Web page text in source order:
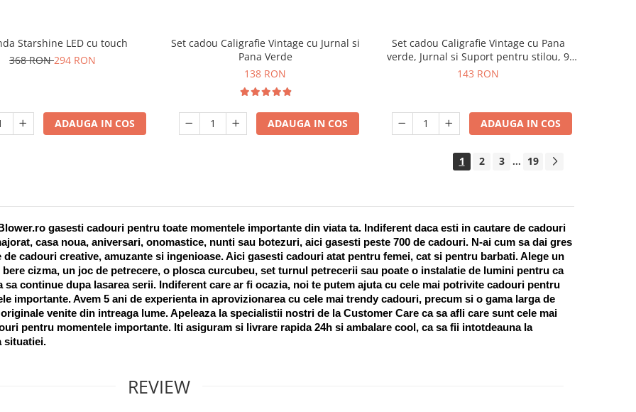
Starshine LED cu touch
368 RON294 RON
ADAUGA IN COS
Set cadou Caligrafie Vintage cu Jurnal si
Pana Verde
138 RON
ADAUGA IN COS
Set cadou Caligrafie Vintage cu Pana
verde, Jurnal si Suport pentru stilou, 9
piese
143 RON
ADAUGA IN COS
1 2 3 ... 19
gasesti cadouri pentru toate momentele importante din viata ta. Indiferent daca esti in cautare de cadouri
casa noua, aniversari, onomastice, nunti sau botezuri, aici gasesti peste 700 de cadouri. N-ai cum sa dai gres
de cadouri creative, amuzante si ingenioase. Aici gasesti cadouri atat pentru femei, cat si pentru barbati. Alege un
bere cizma, un joc de petrecere, o plosca curcubeu, set turnul petrecerii sau poate o instalatie de lumini pentru ca
sa continue dupa lasarea serii. Indiferent care ar fi ocazia, noi te putem ajuta cu cele mai potrivite cadouri pentru
importante. Avem 5 ani de experienta in aprovizionarea cu cele mai trendy cadouri, precum si o gama larga de
venite din intreaga lume. Apeleaza la specialistii nostri de la Customer Care ca sa afli care sunt cele mai
pentru momentele importante. Iti asiguram si livrare rapida 24h si ambalare cool, ca sa fii intotdeauna la
situatiei.
REVIEW